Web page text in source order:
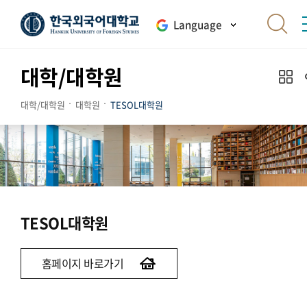
Language
대학/대학원
대학/대학원 대학원 TESOL대학원
TESOL대학원
홈페이지 바로가기